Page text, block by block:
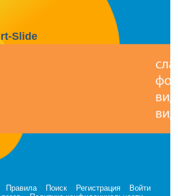
Slide
Правила Поиск Регистрация
Войти